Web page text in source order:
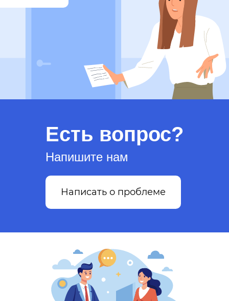
Есть вопрос?
Напишите нам
Написать о проблеме